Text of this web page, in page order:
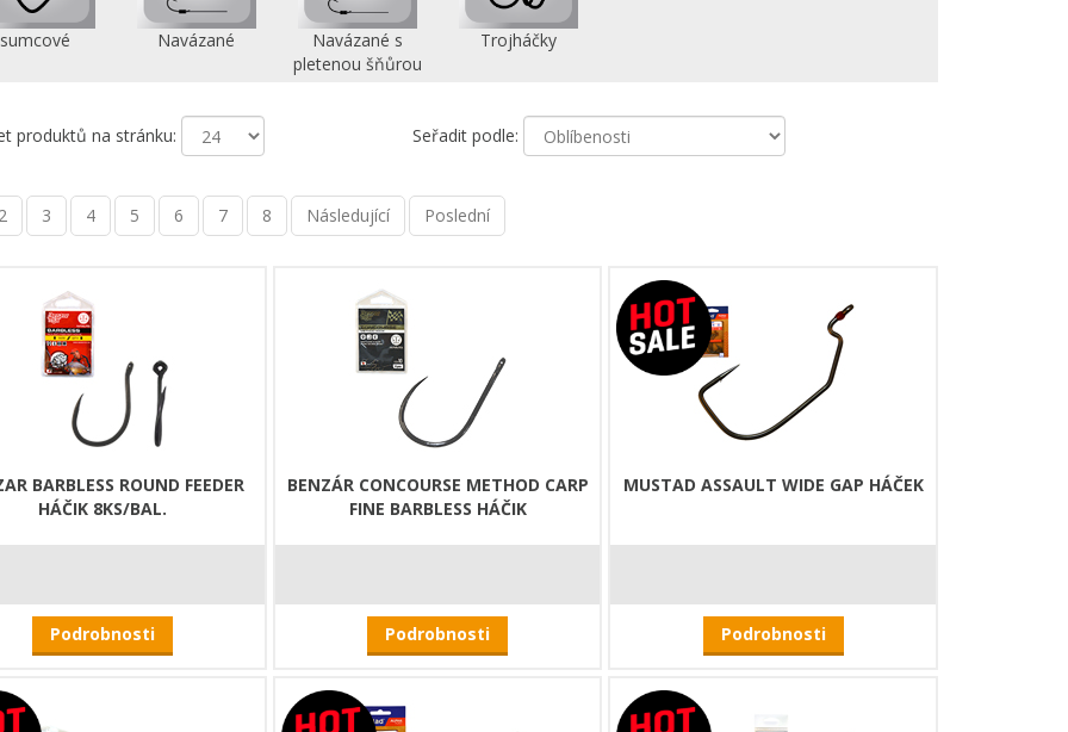
sumcové Navázané
Navázané s
pletenou šňůrou
Trojháčky
produktů na stránku: Seřadit podle:
3 4 5 6 7 8 Následující Poslední
BARBLESS ROUND FEEDER
HÁČIK 8KS/BAL.
Podrobnosti
BENZÁR CONCOURSE METHOD CARP
FINE BARBLESS HÁČIK
Podrobnosti
MUSTAD ASSAULT WIDE GAP HÁČEK
Podrobnosti